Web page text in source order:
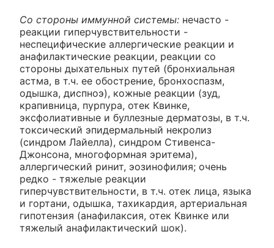
Со стороны иммунной системы: нечасто -
реакции гиперчувствительности -
неспецифические аллергические реакции и
анафилактические реакции, реакции со
стороны дыхательных путей (бронхиальная
астма, в т.ч. ее обострение, бронхоспазм,
одышка, диспноэ), кожные реакции (зуд,
крапивница, пурпура, отек Квинке,
эксфолиативные и буллезные дерматозы, в т.ч.
токсический эпидермальный некролиз
(синдром Лайелла), синдром Стивенса-
Джонсона, многоформная эритема),
аллергический ринит, эозинофилия; очень
редко - тяжелые реакции
гиперчувствительности, в т.ч. отек лица, языка
и гортани, одышка, тахикардия, артериальная
гипотензия (анафилаксия, отек Квинке или
тяжелый анафилактический шок).